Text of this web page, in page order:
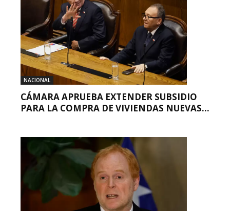
NACIONAL
CÁMARA APRUEBA EXTENDER SUBSIDIO
PARA LA COMPRA DE VIVIENDAS NUEVAS...